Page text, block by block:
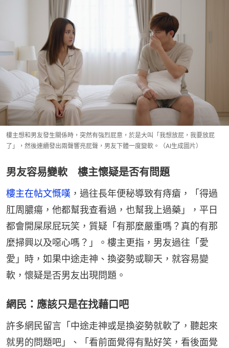
樓主想和男友發生關係時，突然有強烈屁意，於是大叫「我想放屁，我要放屁
了」，然後連續發出兩聲響亮屁聲，男友下體一度變軟。（AI生成圖片）
男友容易變軟 樓主懷疑是否有問題
樓主在帖文慨嘆 ，過往長年便秘導致有痔瘡，「得過
肛周膿瘍，他都幫我查看過，也幫我上過藥」，平日
都會開屎尿屁玩笑，質疑「有那麼嚴重嗎？真的有那
麼掃興以及噁心嗎？」。樓主更指，男友過往「愛
愛」時，如果中途走神、換姿勢或聊天，就容易變
軟，懷疑是否男友出現問題。
網民：應該只是在找藉口吧
許多網民留言「中途走神或是換姿勢就軟了，聽起來
就男的問題吧」、「看前面覺得有點好笑，看後面覺